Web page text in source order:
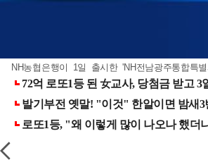
NH농협은행이 1일 출시한 'NH전남광주통합